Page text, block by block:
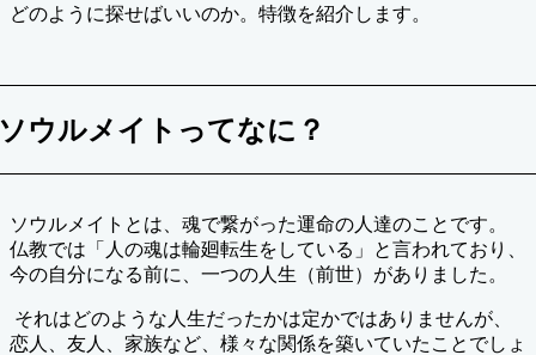
どのように探せばいいのか。特徴を紹介します。
ウルメイトってなに？
ソウルメイトとは、魂で繋がった運命の人達のことです。
仏教では「人の魂は輪廻転生をしている」と言われており、
今の自分になる前に、一つの人生（前世）がありました。
それはどのような人生だったかは定かではありませんが、
恋人、友人、家族など、様々な関係を築いていたことでしょ